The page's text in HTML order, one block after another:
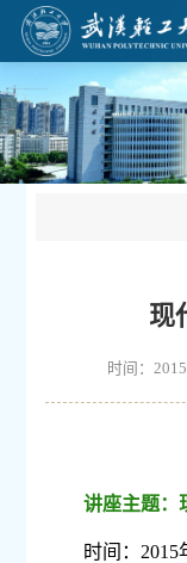
现
时间：
讲座主题：
时间： 2015